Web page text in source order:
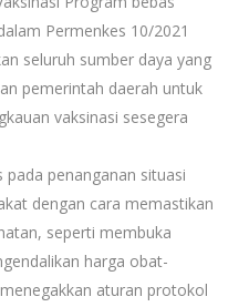
Permenkes 10/2021
seluruh sumber daya yang
pemerintah daerah untuk
vaksinasi sesegera
penanganan situasi
dengan cara memastikan
seperti membuka
harga obat-
aturan protokol